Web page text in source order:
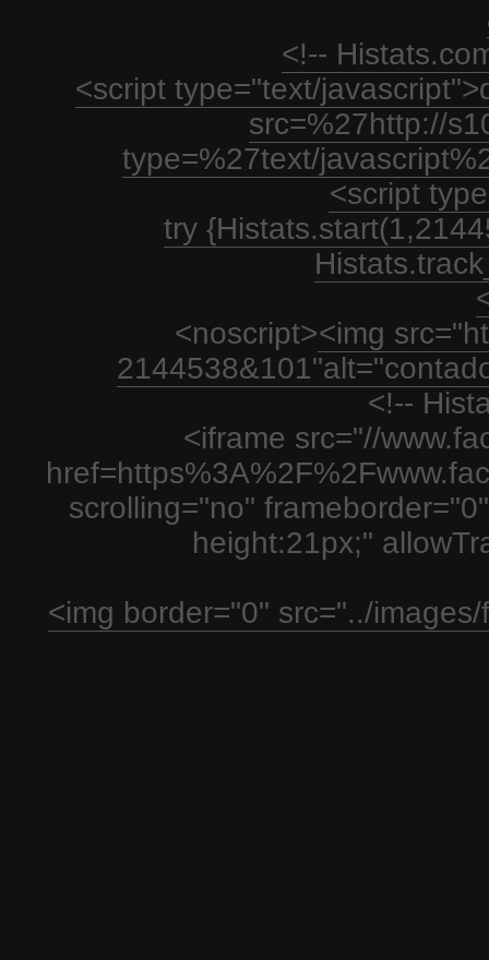
<!--
<script type="text/
src=%27http://
type=%27text/
<script
try
<noscript><img
<!--
<iframe src="//
scrolling="no"
height:21px;"
<img border="0" src="../